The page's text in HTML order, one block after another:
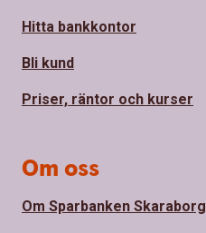
Hitta bankkontor
Bli kund
Priser, räntor och kurser
Om oss
Om Sparbanken Skaraborg